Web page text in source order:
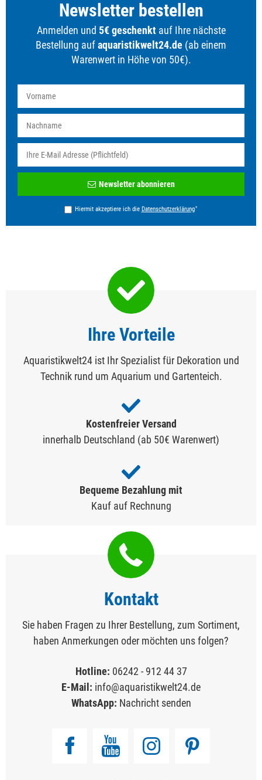
Newsletter bestellen
Anmelden und 5€ geschenktauf Ihre nächste
Bestellung aufaquaristikwelt24.de (ab einem
Warenwert in Höhe von 50€).
Honig
Newsletter abonnieren
Hiermit akzeptiere ich die Daten­schutz­erklärung*
Ihre Vorteile
Aquaristikwelt24 ist Ihr Spezialist für Dekoration und
Technik rund um Aquarium und Gartenteich.
Kostenfreier Versand
innerhalb Deutschland (ab 50€ Warenwert)
Bequeme Bezahlung mit
Kauf auf Rechnung
Kontakt
Sie haben Fragen zu Ihrer Bestellung, zum Sortiment,
haben Anmerkungen oder möchten uns folgen?
Hotline: 06242 - 912 44 37
E-Mail: info@aquaristikwelt24.de
WhatsApp: Nachricht senden